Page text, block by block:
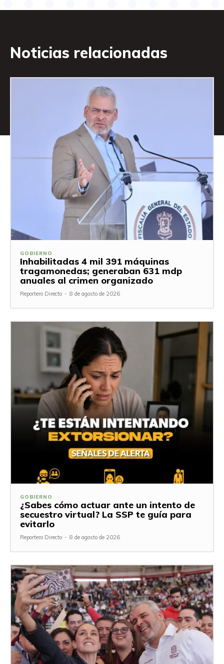
Noticias relacionadas
GOBIERNO
Inhabilitadas 4 mil 391 máquinas
tragamonedas; generaban 631 mdp
anuales al crimen organizado
Reportero Directo - 8 de agosto de 2026
GOBIERNO
¿Sabes cómo actuar ante un intento de
secuestro virtual? La SSP te guía para
evitarlo
Reportero Directo - 8 de agosto de 2026